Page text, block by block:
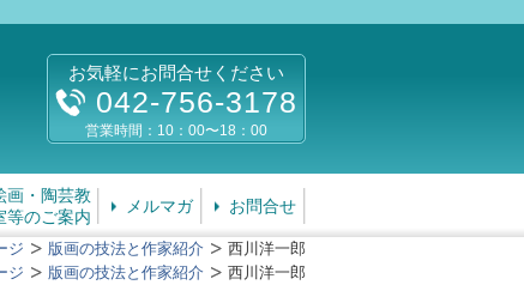
お気軽にお問合せください
042-756-3178
営業時間：10：00〜18：00
画・陶芸教
等のご案内
メルマガ お問合せ
ジ 版画の技法と作家紹介
西川洋一郎
ジ 版画の技法と作家紹介 西川洋一郎